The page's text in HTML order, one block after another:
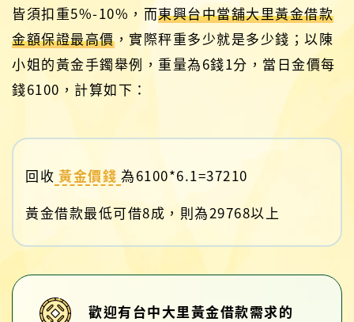
皆須扣重5%-10%，而東興台中當舖大里黃金借款
金額保證最高價，實際秤重多少就是多少錢；以陳
小姐的黃金手鐲舉例，重量為6錢1分，當日金價每
錢6100，計算如下：
回收 黃金價錢 為6100*6.1=37210
黃金借款最低可借8成，則為29768以上
歡迎有台中大里黃金借款需求的